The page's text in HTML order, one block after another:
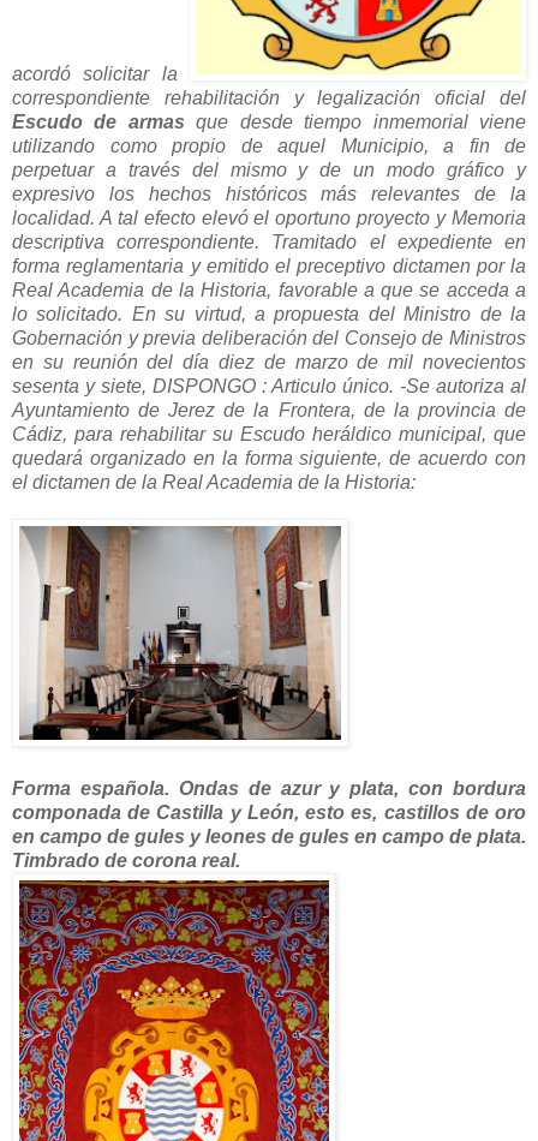
acordó solicitar la
correspondiente rehabilitación y legalización oficial del
Escudo de armas que desde tiempo inmemorial viene
utilizando como propio de aquel Municipio, a fin de
perpetuar a través del mismo y de un modo gráfico y
expresivo los hechos históricos más relevantes de la
localidad. A tal efecto elevó el oportuno proyecto y Memoria
descriptiva correspondiente. Tramitado el expediente en
forma reglamentaria y emitido el preceptivo dictamen por la
Real Academia de la Historia, favorable a que se acceda a
lo solicitado. En su virtud, a propuesta del Ministro de la
Gobernación y previa deliberación del Consejo de Ministros
en su reunión del día diez de marzo de mil novecientos
sesenta y siete, DISPONGO : Articulo único. -Se autoriza al
Ayuntamiento de Jerez de la Frontera, de la provincia de
Cádiz, para rehabilitar su Escudo heráldico municipal, que
quedará organizado en la forma siguiente, de acuerdo con
el dictamen de la Real Academia de la Historia:
Forma española. Ondas de azur y plata, con bordura
componada de Castilla y León, esto es, castillos de oro
en campo de gules y leones de gules en campo de plata.
Timbrado de corona real.